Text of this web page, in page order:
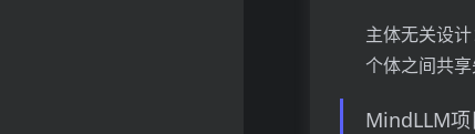
主体无关设
个体之间共
MindLLM项